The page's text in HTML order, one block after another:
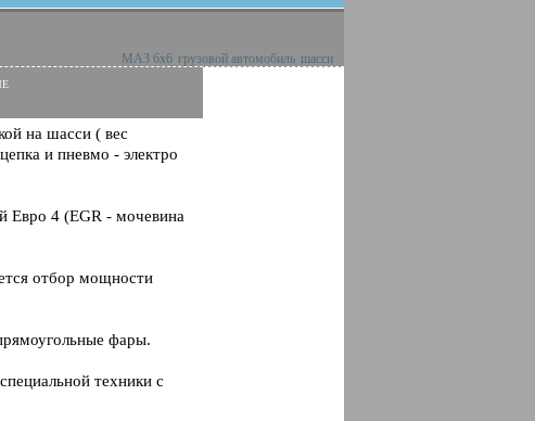
МАЗ 6х6 грузовой автомобиль шасси
на шасси ( вес
и пневмо - электро
Евро 4 (EGR - мочевина
отбор мощности
фары.
техники с